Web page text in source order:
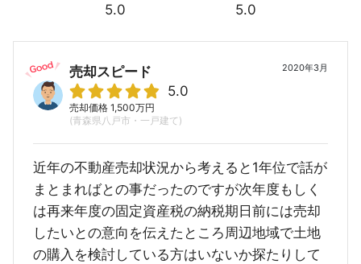
5.0 5.0
2020年3月
売却スピード
5.0
売却価格 1,500万円
(青森県八戸市・一戸建て)
近年の不動産売却状況から考えると1年位で話が
まとまればとの事だったのですが次年度もしく
は再来年度の固定資産税の納税期日前には売却
したいとの意向を伝えたところ周辺地域で土地
の購入を検討している方はいないか探たりして